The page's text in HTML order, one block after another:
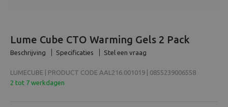
Huren
Lume Cube CTO Warming Gels 2 Pack
Beschrijving Specificaties Stel een vraag
LUMECUBE | PRODUCT CODE AAL216.001019 | 0855239006558
2 tot 7 werkdagen